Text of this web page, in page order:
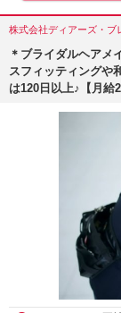
株式会社ディアーズ・ブ
＊ブライダルヘアメ
スフィッティングや
は120日以上♪【月給